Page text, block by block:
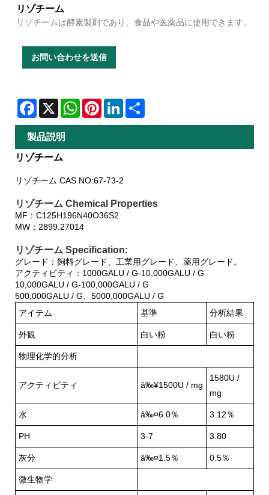
リゾチーム
リゾチームは酵素製剤であり、食品や医薬品に使用できます。
お問い合わせを送信
Facebook
X WhatsAppPinterestLinkedIn
製品説明
リゾチーム
リゾチーム CAS NO:67-73-2
リゾチーム Chemical Properties
MF：C125H196N40O36S2
MW：2899.27014
リゾチーム Specification:
グレード：飼料グレード、工業用グレード、薬用グレード。
アクティビティ：1000GALU / G-10,000GALU / G
10,000GALU / G-100,000GALU / G
500,000GALU / G、5000,000GALU / G
アイテム
基準 分析結果
外観 白い粉 白い粉
物理化学的分析
アクティビティ â‰¥1500U / mg
1580U /
mg
水 â‰¤6.0％ 3.12％
PH 3-7 3.80
灰分 â‰¤1.5％ 0.5％
微生物学